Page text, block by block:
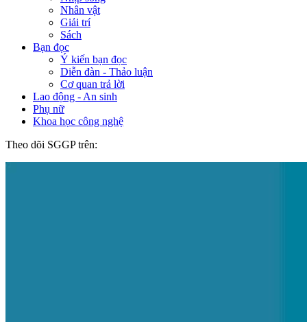
Nhân vật
Giải trí
Sách
Bạn đọc
Ý kiến bạn đọc
Diễn đàn - Thảo luận
Cơ quan trả lời
Lao động - An sinh
Phụ nữ
Khoa học công nghệ
Theo dõi SGGP trên: